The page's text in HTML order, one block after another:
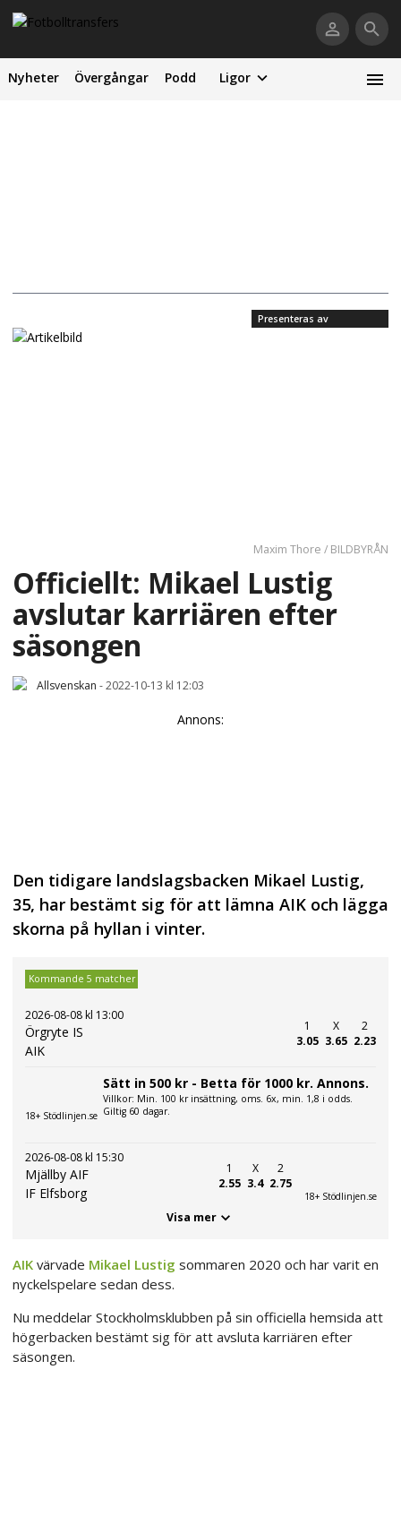
Nyheter Övergångar Podd Ligor
Presenteras av
Maxim Thore / BILDBYRÅN
Officiellt: Mikael Lustig
avslutar karriären efter
säsongen
Allsvenskan -2022-10-13 kl 12:03
Annons:
Den tidigare landslagsbacken Mikael Lustig,
35, har bestämt sig för att lämna AIK och lägga
skorna på hyllan i vinter.
Kommande 5 matcher
2026-08-08 kl 13:00
Örgryte IS
AIK
1
3.05
X
3.65
2
2.23
18+ Stödlinjen.se
Sätt in 500 kr - Betta för 1000 kr. Annons.
Villkor: Min. 100 kr insättning, oms. 6x, min. 1,8 i odds.
Giltig 60 dagar.
2026-08-08 kl 15:30
Mjällby AIF
IF Elfsborg
1
2.55
X
3.4
2
2.75
18+ Stödlinjen.se
Visa mer
AIK värvade Mikael Lustig sommaren 2020 och har varit en
nyckelspelare sedan dess.
Nu meddelar Stockholmsklubben på sin officiella hemsida att
högerbacken bestämt sig för att avsluta karriären efter
säsongen.